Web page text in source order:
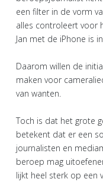
een filter in de vorm
alles controleert voor
Jan met de iPhone is
Daarom willen de
maken voor
van wanten.
Toch is dat het grote
betekent dat er een
journalisten en
beroep mag
lijkt heel sterk op een